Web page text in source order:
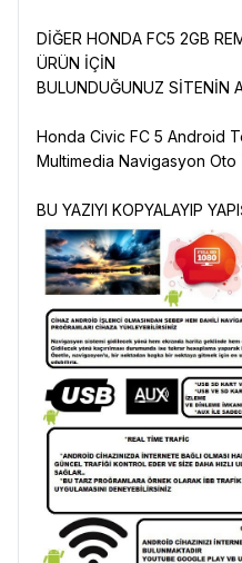
DİĞER HONDA FC5 2GB
ÜRÜN İÇİN
BULUNDUĞUNUZ SİTENİN
Honda Civic FC 5 Android
Multimedia Navigasyon Oto
BU YAZIYI KOPYALAYIP